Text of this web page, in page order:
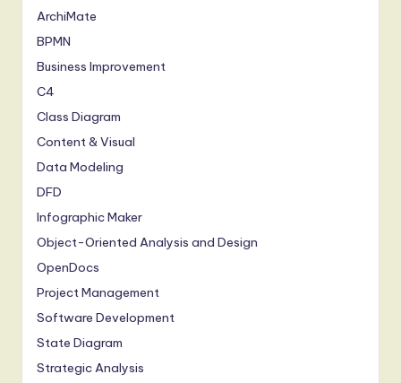
ArchiMate
BPMN
Business Improvement
C4
Class Diagram
Content & Visual
Data Modeling
DFD
Infographic Maker
Object-Oriented Analysis and Design
OpenDocs
Project Management
Software Development
State Diagram
Strategic Analysis